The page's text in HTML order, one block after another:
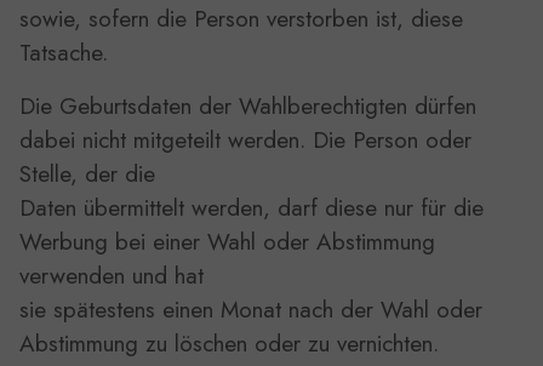
sowie, sofern die Person verstorben ist, diese
Tatsache.
Die Geburtsdaten der Wahlberechtigten dürfen
dabei nicht mitgeteilt werden. Die Person oder
Stelle, der die
Daten übermittelt werden, darf diese nur für die
Werbung bei einer Wahl oder Abstimmung
verwenden und hat
sie spätestens einen Monat nach der Wahl oder
Abstimmung zu löschen oder zu vernichten.